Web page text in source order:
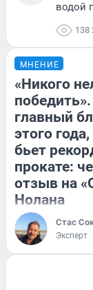
водой
138
МНЕНИЕ
«Никого
главный
этого
бьет
прокате:
отзыв на
Нолана
Стас
Эксперт